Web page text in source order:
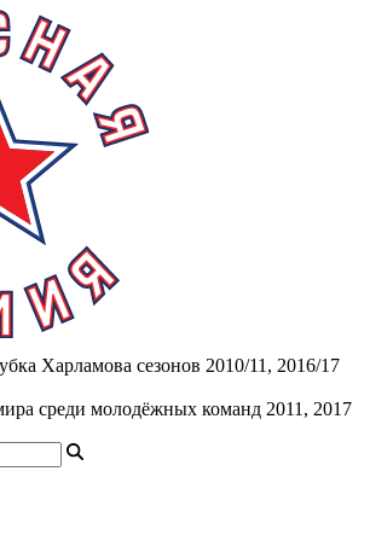
Харламова сезонов 2010/11, 2016/17
среди молодёжных команд 2011, 2017